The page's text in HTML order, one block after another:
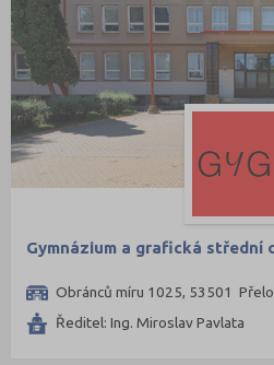
Gymnázium a grafická střední
Obránců míru 1025, 53501
Ředitel: Ing. Miroslav Pavlata